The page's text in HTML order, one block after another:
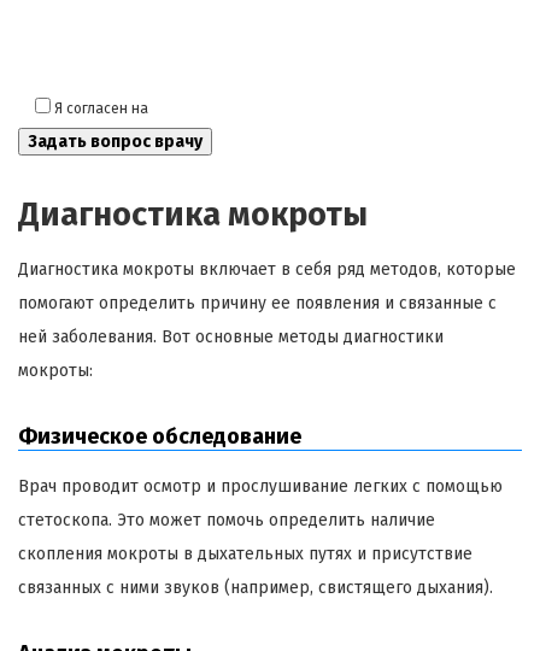
Я согласен на
Диагностика мокроты
Диагностика мокроты включает в себя ряд методов, которые
помогают определить причину ее появления и связанные с
ней заболевания. Вот основные методы диагностики
мокроты:
Физическое обследование
Врач проводит осмотр и прослушивание легких с помощью
стетоскопа. Это может помочь определить наличие
скопления мокроты в дыхательных путях и присутствие
связанных с ними звуков (например, свистящего дыхания).